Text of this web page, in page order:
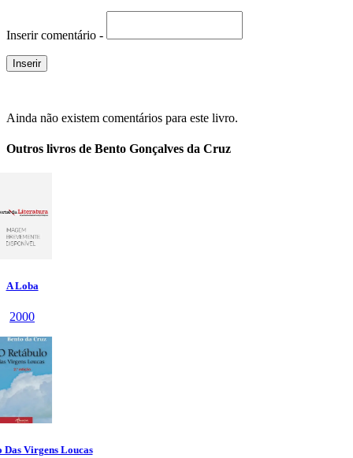
Inserir comentário -
Ainda não existem comentários para este livro.
Outros livros de Bento Gonçalves da Cruz